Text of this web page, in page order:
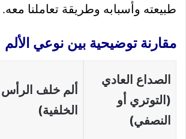
طبيعته وأسبابه وطريقة تعاملنا معه.
مقارنة توضيحية بين نوعي الألم
الصداع العادي
(التوتري أو
النصفي)
ألم خلف
الخلفية)